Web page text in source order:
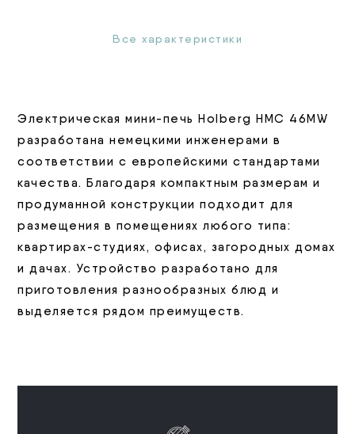
Все характеристики
Электрическая мини-печь Holberg HMC 46MW
разработана немецкими инженерами в
соответствии с европейскими стандартами
качества. Благодаря компактным размерам и
продуманной конструкции подходит для
размещения в помещениях любого типа:
квартирах-студиях, офисах, загородных домах
и дачах. Устройство разработано для
приготовления разнообразных блюд и
выделяется рядом преимуществ.